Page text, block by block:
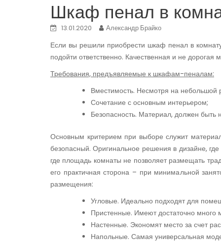
Шкаф пенал в
13.01.2020 Александр Брайко
Если вы решили приобрести шкаф пенал в
подойти ответственно. Качественная и не дорогая
Требования, предъявляемые к шкафам-пеналам:
Вместимость. Несмотря на небольшой
Сочетание с основным интерьером;
Безопасность. Материал, должен
Основным критерием при выборе служит
безопасный. Оригинальное решения в дизайне,
где площадь комнаты не позволяет размещать
его практичная сторона – при минимальной
размещения:
Угловые. Идеально подходят для
Пристенные. Имеют достаточно много
Настенные. Экономят место за счет
Напольные. Самая универсальная